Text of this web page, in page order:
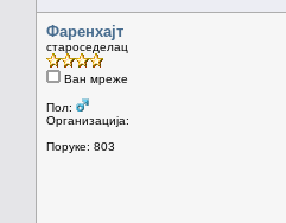
Фаренхајт
староседелац
Ван мреже
Пол:
Организација:
Поруке: 803